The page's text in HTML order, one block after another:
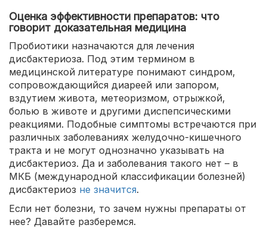
Оценка эффективности препаратов: что
говорит доказательная медицина
Пробиотики назначаются для лечения
дисбактериоза. Под этим термином в
медицинской литературе понимают синдром,
сопровождающийся диареей или запором,
вздутием живота, метеоризмом, отрыжкой,
болью в животе и другими диспепсическими
реакциями. Подобные симптомы встречаются при
различных заболеваниях желудочно-кишечного
тракта и не могут однозначно указывать на
дисбактериоз. Да и заболевания такого нет – в
МКБ (международной классификации болезней)
дисбактериоз не значится.
Если нет болезни, то зачем нужны препараты от
нее? Давайте разберемся.